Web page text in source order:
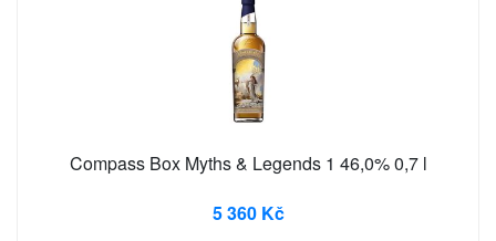
Compass Box Myths & Legends 1 46,0% 0,7 l
5 360 Kč